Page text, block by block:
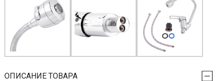
ОПИСАНИЕ ТОВАРА